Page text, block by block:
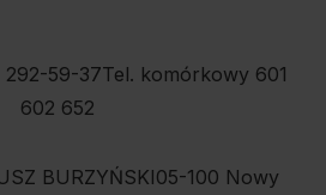
292-59-37Tel. komórkowy 601
602 652
BURZYŃSKI05-100 Nowy